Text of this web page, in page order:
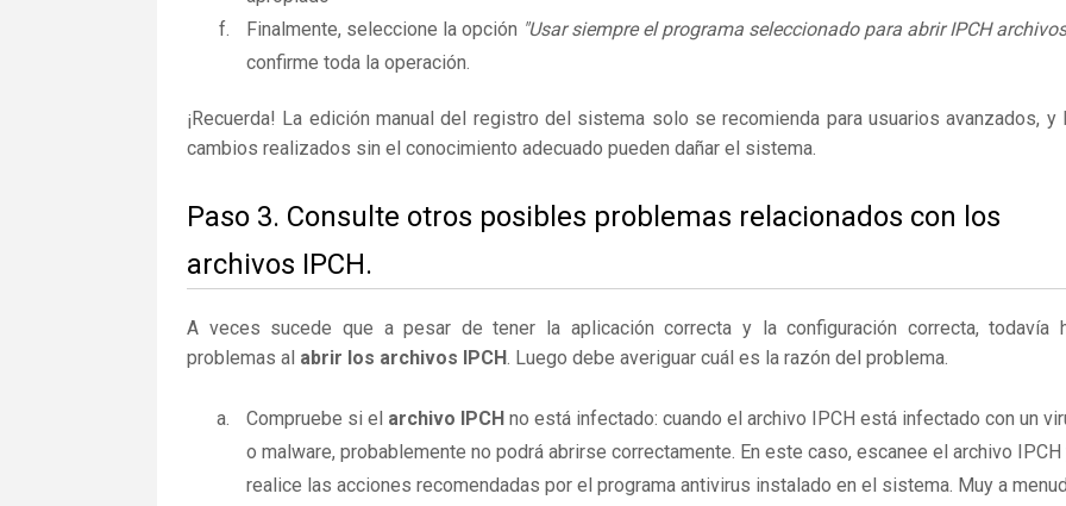
Finalmente, seleccione la opción "Usar siempre el programa seleccionado para abrir IPCH
confirme toda la operación.
¡Recuerda! La edición manual del registro del sistema solo se recomienda para usuarios avanzados, y
cambios realizados sin el conocimiento adecuado pueden dañar el sistema.
Paso 3. Consulte otros posibles problemas relacionados con los
archivos IPCH.
A veces sucede que a pesar de tener la aplicación correcta y la configuración correcta, todavía
problemas al abrir los archivos IPCH. Luego debe averiguar cuál es la razón del problema.
Compruebe si el archivo IPCH no está infectado: cuando el archivo IPCH está infectado con un
o malware, probablemente no podrá abrirse correctamente. En este caso, escanee el archivo IPCH
realice las acciones recomendadas por el programa antivirus instalado en el sistema. Muy a